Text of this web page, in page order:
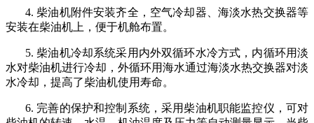
4.柴油机附件安装齐全，空气冷却器、海淡水热交换器等
安装在柴油机上，便于机舱布置。
5.柴油机冷却系统采用内外双循环水冷方式，内循环用淡
水对柴油机进行冷却，外循环用海水通过海淡水热交换器对淡
水冷却，提高了柴油机使用寿命。
6. 完善的保护和控制系统，采用柴油机职能监控仪，可对